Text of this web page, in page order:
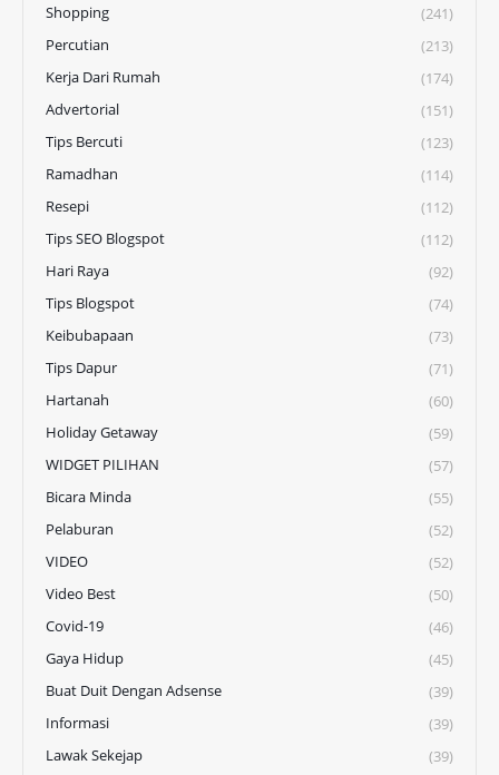
Shopping
(241)
Percutian
(213)
Kerja Dari Rumah
(174)
Advertorial
(151)
Tips Bercuti
(123)
Ramadhan
(114)
Resepi
(112)
Tips SEO Blogspot
(112)
Hari Raya
(92)
Tips Blogspot
(74)
Keibubapaan
(73)
Tips Dapur
(71)
Hartanah
(60)
Holiday Getaway
(59)
WIDGET PILIHAN
(57)
Bicara Minda
(55)
Pelaburan
(52)
VIDEO
(52)
Video Best
(50)
Covid-19
(46)
Gaya Hidup
(45)
Buat Duit Dengan Adsense
(39)
Informasi
(39)
Lawak Sekejap
(39)